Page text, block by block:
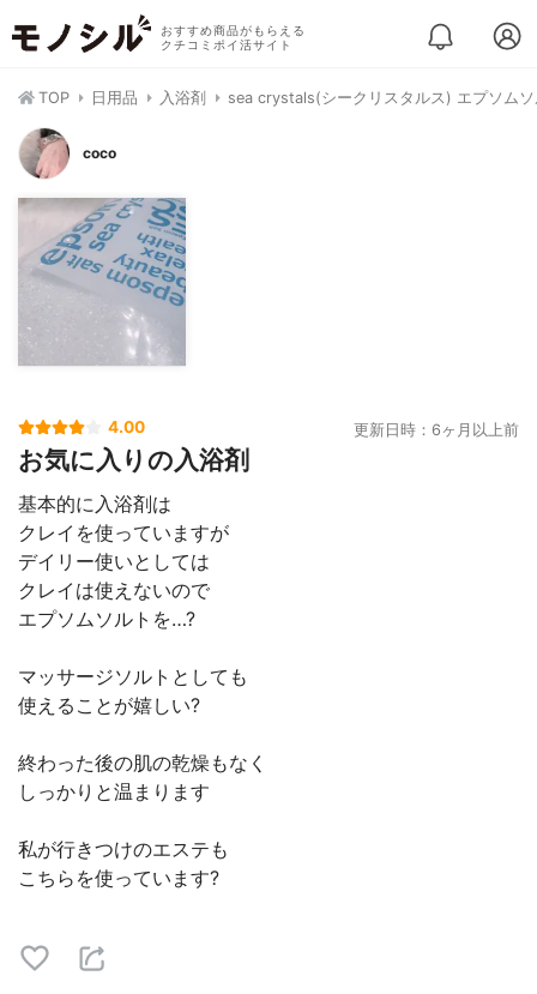
おすすめ商品がもらえる
クチコミポイ活サイト
TOP 日用品 入浴剤 sea crystals(シークリスタルス) エプソム
coco
4.00 更新日時：6ヶ月以上前
お気に入りの入浴剤
基本的に入浴剤は
クレイを使っていますが
デイリー使いとしては
クレイは使えないので
エプソムソルトを…?
マッサージソルトとしても
使えることが嬉しい?
終わった後の肌の乾燥もなく
しっかりと温まります
私が行きつけのエステも
こちらを使っています?